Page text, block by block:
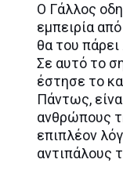
Ο Γάλλος
εμπειρία
θα του
Σε αυτό το
έστησε το
Πάντως,
ανθρώπους
επιπλέον
αντιπάλους